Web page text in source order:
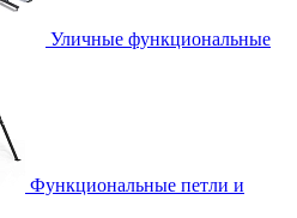
Уличные функциональные
Функциональные петли и